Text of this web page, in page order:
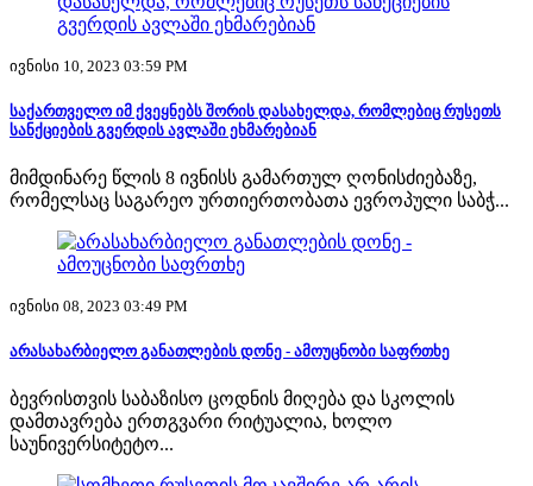
ივნისი 10, 2023 03:59 PM
საქართველო იმ ქვეყნებს შორის დასახელდა, რომლებიც რუსეთს
სანქციების გვერდის ავლაში ეხმარებიან
მიმდინარე წლის 8 ივნისს გამართულ ღონისძიებაზე,
რომელსაც საგარეო ურთიერთობათა ევროპული საბჭ...
ივნისი 08, 2023 03:49 PM
არასახარბიელო განათლების დონე - ამოუცნობი საფრთხე
ბევრისთვის საბაზისო ცოდნის მიღება და სკოლის
დამთავრება ერთგვარი რიტუალია, ხოლო
საუნივერსიტეტო...